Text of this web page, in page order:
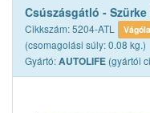
Csúszásgátló - Szürke
Cikkszám: 5204-ATL
(csomagolási súly: 0.08 kg.)
Gyártó:AUTOLIFE (gyártói